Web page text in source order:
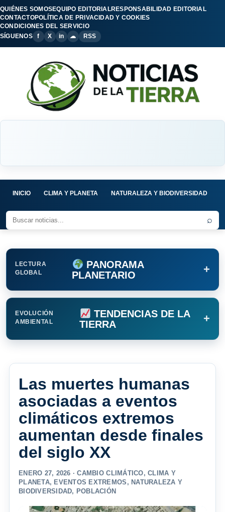
QUIÉNES SOMOSEQUIPO EDITORIALRESPONSABILIDAD EDITORIAL
CONTACTOPOLÍTICA DE PRIVACIDAD Y COOKIES
CONDICIONES DEL SERVICIO
SÍGUENOS
f X in ☁ RSS
INICIO CLIMA Y PLANETA NATURALEZA Y BIODIVERSIDAD
⌕
LECTURA
GLOBAL
PANORAMA
PLANETARIO
+
EVOLUCIÓN
AMBIENTAL
TENDENCIAS DE LA
TIERRA
+
Las muertes humanas
asociadas a eventos
climáticos extremos
aumentan desde finales
del siglo XX
ENERO 27, 2026 ·CAMBIO CLIMÁTICO,CLIMA Y
PLANETA, EVENTOS EXTREMOS , NATURALEZA Y
BIODIVERSIDAD, POBLACIÓN